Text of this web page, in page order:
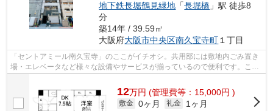
地下鉄長堀鶴見緑地 「長堀橋 」駅 徒歩8
分
築14年 / 39.59㎡
大阪府大阪市中央区南久宝寺町 １丁目
「セントアミール南久宝寺」のここがイチオシ。共用部には敷地内ごみ置き
場・エレベータなど様々な設備やサービスが揃っているので便利です。こち
12万円 (管理費等：15,000円 )
敷金 0ヶ月 礼金
1ヶ月